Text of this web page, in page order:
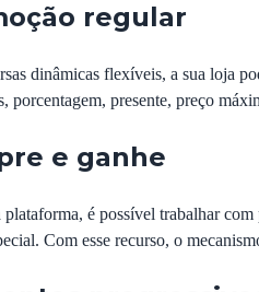
regular
dinâmicas flexíveis, a sua loja
porcentagem, presente, preço
e ganhe
é possível trabalhar com
Com esse recurso, o